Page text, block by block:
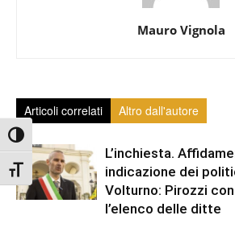
Attiva/disattiva alto contrasto
Attiva/disattiva dimensione testo
Mauro Vignola
Articoli correlati Altro dall'autore
L’inchiesta.
indicazione dei
Volturno: Pirozzi
l’elenco delle ditte